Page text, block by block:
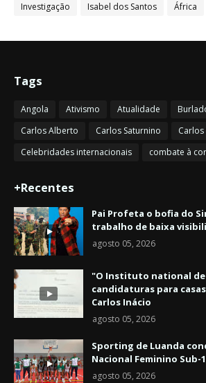
Investigação
Isabel dos Santos África
Tags
Angola Ativismo Atualidade
Carlos Alberto
Carlos Saturnino
Carlos
Celebridades internacionais
combate à
+Recentes
Pai Profeta o bofia do
trabalho de baixa
agosto 05, 2026
"O Instituto national
candidaturas para
Carlos Inácio
agosto 05, 2026
Sporting de Luanda
Nacional Feminino Sub-
agosto 05, 2026